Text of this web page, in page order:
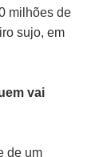
milhões de
sujo, em
vai
de um